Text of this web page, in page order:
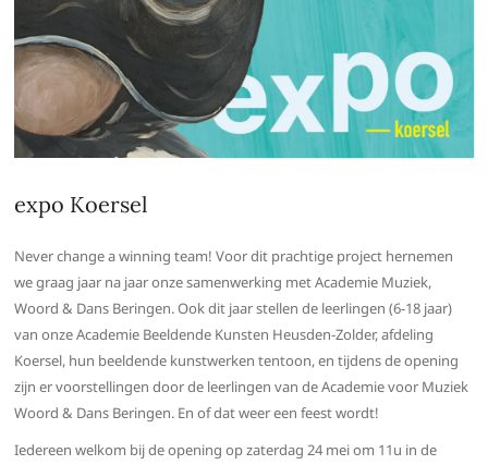
expo Koersel
Never change a winning team! Voor dit prachtige project hernemen
we graag jaar na jaar onze samenwerking met Academie Muziek,
Woord & Dans Beringen. Ook dit jaar stellen de leerlingen (6-18 jaar)
van onze Academie Beeldende Kunsten Heusden-Zolder, afdeling
Koersel, hun beeldende kunstwerken tentoon, en tijdens de opening
zijn er voorstellingen door de leerlingen van de Academie voor Muziek
Woord & Dans Beringen. En of dat weer een feest wordt!
Iedereen welkom bij de opening op zaterdag 24 mei om 11u in de